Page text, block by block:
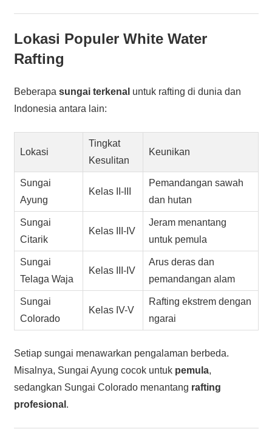
Lokasi Populer White Water
Rafting
Beberapa sungai terkenal untuk rafting di dunia dan
Indonesia antara lain:
Lokasi
Tingkat
Kesulitan
Keunikan
Sungai
Ayung
Kelas II-III
Pemandangan sawah
dan hutan
Sungai
Citarik
Kelas III-IV
Jeram menantang
untuk pemula
Sungai
Telaga Waja
Kelas III-IV
Arus deras dan
pemandangan alam
Sungai
Colorado
Kelas IV-V
Rafting ekstrem dengan
ngarai
Setiap sungai menawarkan pengalaman berbeda.
Misalnya, Sungai Ayung cocok untuk pemula,
sedangkan Sungai Colorado menantang rafting
profesional .